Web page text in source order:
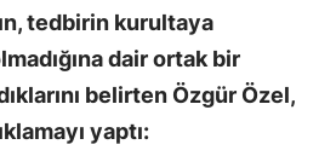
tedbirin kurultaya
dair ortak bir
belirten Özgür Özel,
yaptı: